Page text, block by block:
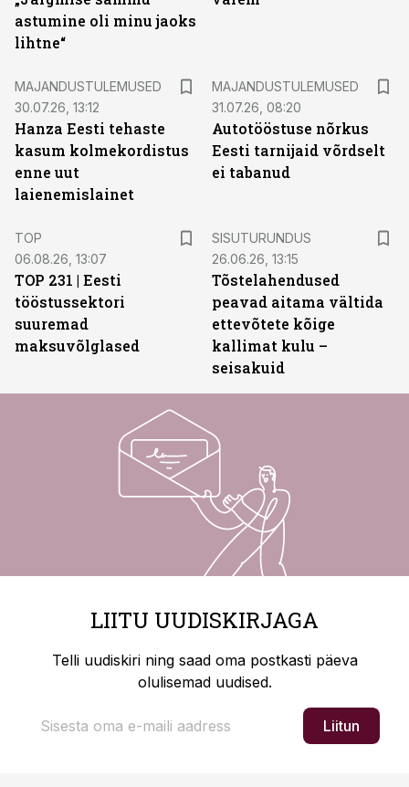
astumine oli minu jaoks
lihtne“
MAJANDUSTULEMUSED
30.07.26, 13:12
Hanza Eesti tehaste
kasum kolmekordistus
enne uut
laienemislainet
MAJANDUSTULEMUSED
31.07.26, 08:20
Autotööstuse nõrkus
Eesti tarnijaid võrdselt
ei tabanud
TOP
06.08.26, 13:07
TOP 231 | Eesti
tööstussektori
suuremad
maksuvõlglased
SISUTURUNDUS
26.06.26, 13:15
Tõstelahendused
peavad aitama vältida
ettevõtete kõige
kallimat kulu –
seisakuid
LIITU UUDISKIRJAGA
Telli uudiskiri ning saad oma postkasti päeva
olulisemad uudised.
Liitun